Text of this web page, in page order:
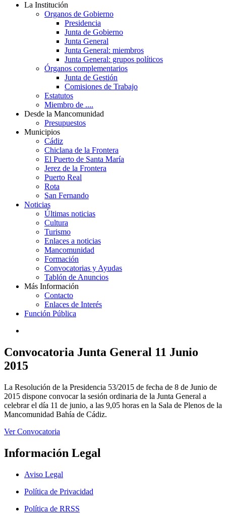
La Institución
Organos de Gobierno
Presidencia
Junta de Gobierno
Junta General
Junta General: miembros
Junta General: grupos políticos
Órganos complementarios
Junta de Gestión
Comisiones de Trabajo
Estatutos
Miembro de ....
Desde la Mancomunidad
Presupuestos
Municipios
Cádiz
Chiclana de la Frontera
El Puerto de Santa María
Jerez de la Frontera
Puerto Real
Rota
San Fernando
Noticias
Últimas noticias
Cultura
Turismo
Enlaces a noticias
Mancomunidad
Formación
Convocatorias y Ayudas
Tablón de Anuncios
Más Información
Contacto
Enlaces de Interés
Función Pública
Convocatoria Junta General 11 Junio
2015
La Resolución de la Presidencia 53/2015 de fecha de 8 de Junio de
2015 dispone convocar la sesión ordinaria de la Junta General a
celebrar el día 11 de junio, a las 9,05 horas en la Sala de Plenos de la
Mancomunidad Bahía de Cádiz.
Ver Convocatoria
Información Legal
Aviso Legal
Política de Privacidad
Política de RRSS